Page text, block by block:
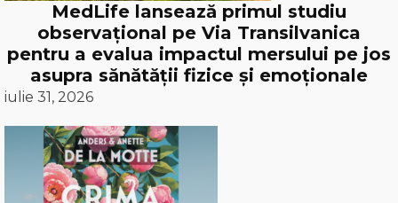
MedLife lansează primul studiu
observațional pe Via Transilvanica
pentru a evalua impactul mersului pe jos
asupra sănătății fizice și emoționale
iulie 31, 2026